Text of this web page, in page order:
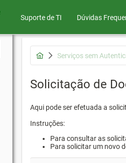
Suporte de TI Dúvidas
Serviços sem
Solicitação de
Aqui pode ser efetuada a
Instruções:
Para consultar as
Para solicitar um novo